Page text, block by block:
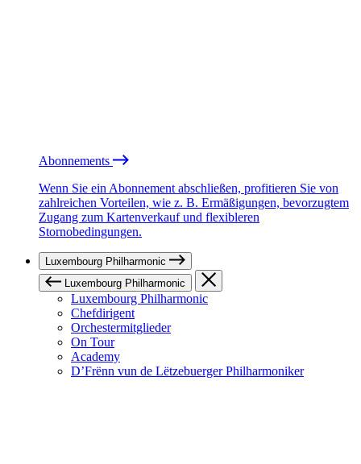
Abonnements
Wenn Sie ein Abonnement abschließen, profitieren Sie von
zahlreichen Vorteilen, wie z. B. Ermäßigungen, bevorzugtem
Zugang zum Kartenverkauf und flexibleren
Stornobedingungen.
Luxembourg Philharmonic
Luxembourg Philharmonic
Luxembourg Philharmonic
Chefdirigent
Orchestermitglieder
On Tour
Academy
D’Frënn vun de Lëtzebuerger Philharmoniker